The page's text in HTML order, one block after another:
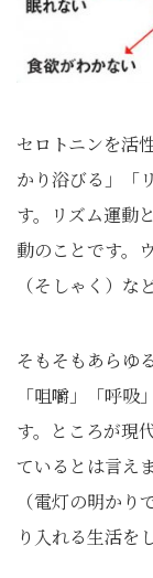
セロトニンを活
かり浴びる」「
す。リズム運動
動のことです。
（そしゃく）な
そもそもあらゆ
「咀嚼」「呼
す。ところが現
ているとは言え
（電灯の明か
り入れる生活を